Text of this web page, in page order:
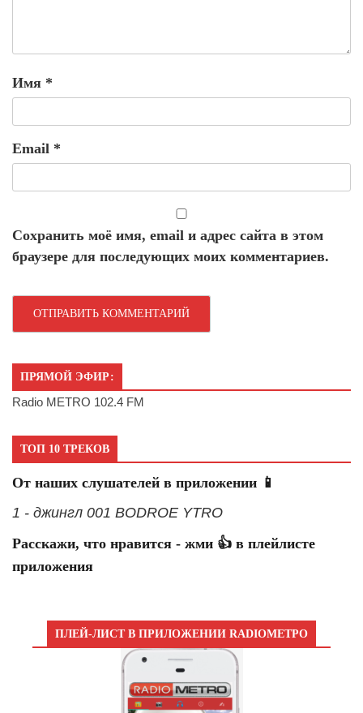
Имя *
Email *
Сохранить моё имя, email и адрес сайта в этом
браузере для последующих моих комментариев.
ПРЯМОЙ ЭФИР:
Radio METRO 102.4 FM
ТОП 10 ТРЕКОВ
От наших слушателей в приложении 📱
1 - джингл 001 BODROE YTRO
Расскажи, что нравится - жми 👍 в плейлисте
приложения
ПЛЕЙ-ЛИСТ В ПРИЛОЖЕНИИ RADIOМЕТРО